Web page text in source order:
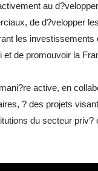
au
de d?velopper
les investissements
et de promouvoir la
active, en
? des projets
du secteur priv?